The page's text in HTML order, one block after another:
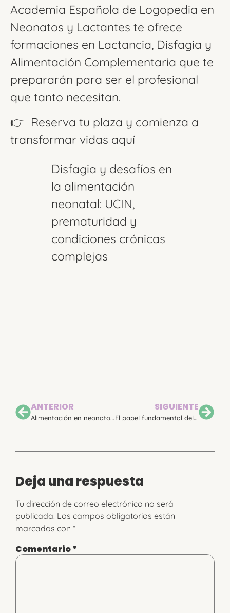
Academia Española de Logopedia en
Neonatos y Lactantes te ofrece
formaciones en Lactancia, Disfagia y
Alimentación Complementaria que te
prepararán para ser el profesional
que tanto necesitan.
👉 Reserva tu plaza y comienza a
transformar vidas aquí
Disfagia y desafíos en
la alimentación
neonatal: UCIN,
prematuridad y
condiciones crónicas
complejas
ANTERIOR
Alimentación en neonatos: Cómo los logopedas podemos marcar la diferencia
SIGUIENTE
El papel fundamental del logopeda neonatal para conseguir la alimentación con pecho materno en bebés prematuros
Deja una respuesta
Tu dirección de correo electrónico no será
publicada. Los campos obligatorios están
marcados con *
Comentario*